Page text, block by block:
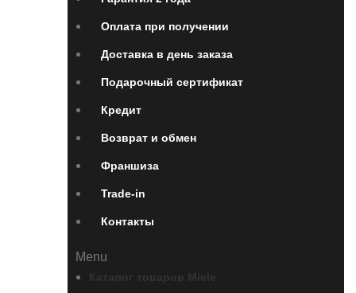
Оплата при получении
Доставка в день заказа
Подарочный сертификат
Кредит
Возврат и обмен
Франшиза
Trade-in
Контакты
Menu
Каталог товаров Miele